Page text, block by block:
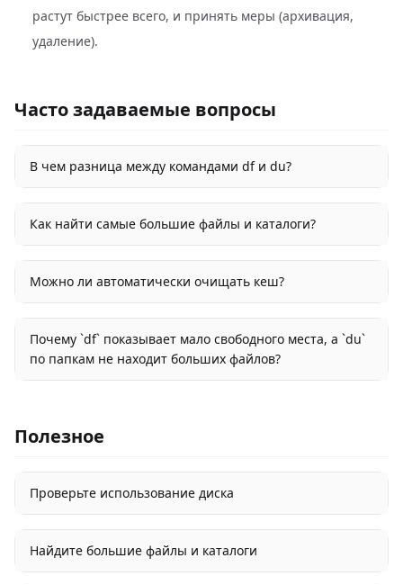
растут быстрее всего, и принять меры (архивация,
удаление).
Часто задаваемые вопросы
В чем разница между командами df и du?
Как найти самые большие файлы и каталоги?
Можно ли автоматически очищать кеш?
Почему `df` показывает мало свободного места, а `du`
по папкам не находит больших файлов?
Полезное
Проверьте использование диска
Найдите большие файлы и каталоги